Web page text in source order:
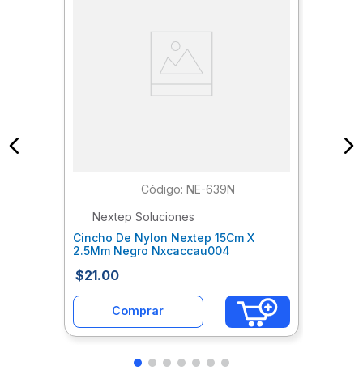
: NE-639N
Nextep Soluciones
Cincho De Nylon Nextep 15Cm X
2.5Mm Negro Nxcaccau004
$21.00
Comprar